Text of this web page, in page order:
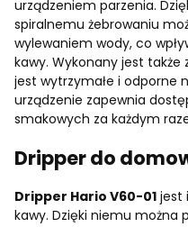
urządzeniem parzenia.
spiralnemu żebrowaniu
wylewaniem wody, co
kawy. Wykonany jest także
jest wytrzymałe i odporne
urządzenie zapewnia
smakowych za każdym
Dripper do
Dripper Hario V60-01 jest
kawy. Dzięki niemu można